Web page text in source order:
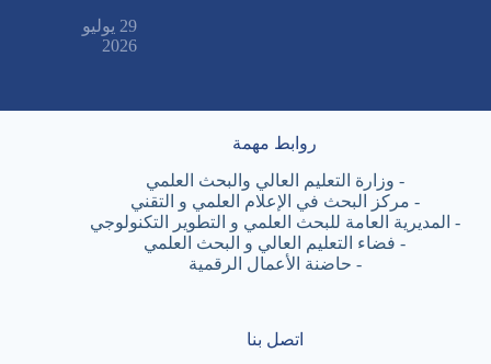
29 يوليو
2026
روابط مهمة
- وزارة التعليم العالي والبحث العلمي
- مركز البحث في الإعلام العلمي و التقني
- المديرية العامة للبحث العلمي و التطوير التكنولوجي
- فضاء التعليم العالي و البحث العلمي
- حاضنة الأعمال الرقمية
اتصل بنا